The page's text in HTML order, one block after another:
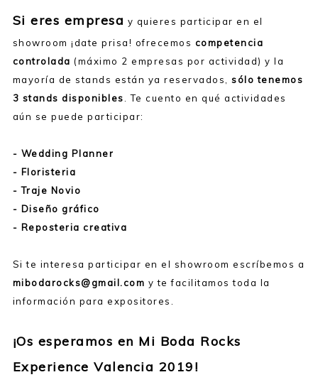
Si eres empresa y quieres participar en el
showroom ¡date prisa! ofrecemos competencia
controlada (máximo 2 empresas por actividad) y la
mayoría de stands están ya reservados,sólo tenemos
3 stands disponibles. Te cuento en qué actividades
aún se puede participar:
- Wedding Planner
- Floristeria
- Traje Novio
- Diseño gráfico
- Reposteria creativa
Si te interesa participar en el showroom escríbemos a
mibodarocks@gmail.com y te facilitamos toda la
información para expositores.
¡Os esperamos en Mi Boda Rocks
Experience Valencia 2019!